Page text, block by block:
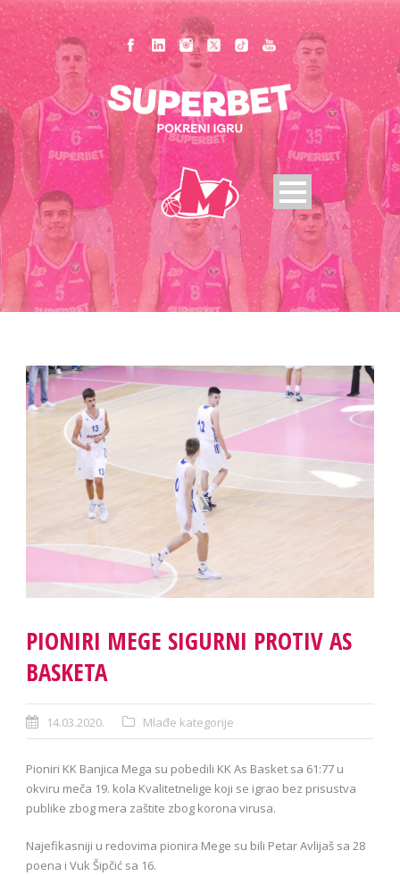
PIONIRI MEGE SIGURNI PROTIV AS
BASKETA
14.03.2020. Mlađe kategorije
Pioniri KK Banjica Mega su pobedili KK As Basket sa 61:77 u
okviru meča 19. kola Kvalitetnelige koji se igrao bez prisustva
publike zbog mera zaštite zbog korona virusa.
Najefikasniji u redovima pionira Mege su bili Petar Avlijaš sa 28
poena i Vuk Šipčić sa 16.